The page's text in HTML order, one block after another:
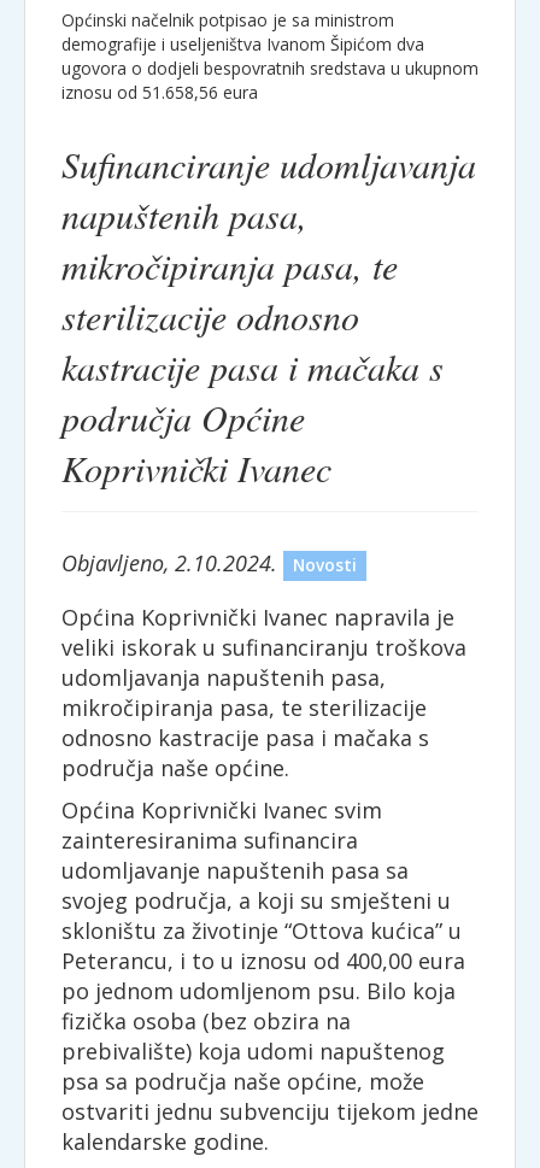
Općinski načelnik potpisao je sa ministrom
demografije i useljeništva Ivanom Šipićom dva
ugovora o dodjeli bespovratnih sredstava u ukupnom
iznosu od 51.658,56 eura
Sufinanciranje udomljavanja
napuštenih pasa,
mikročipiranja pasa, te
sterilizacije odnosno
kastracije pasa i mačaka s
područja Općine
Koprivnički Ivanec
Objavljeno, 2.10.2024. Novosti
Općina Koprivnički Ivanec napravila je
veliki iskorak u sufinanciranju troškova
udomljavanja napuštenih pasa,
mikročipiranja pasa, te sterilizacije
odnosno kastracije pasa i mačaka s
područja naše općine.
Općina Koprivnički Ivanec svim
zainteresiranima sufinancira
udomljavanje napuštenih pasa sa
svojeg područja, a koji su smješteni u
skloništu za životinje “Ottova kućica” u
Peterancu, i to u iznosu od 400,00 eura
po jednom udomljenom psu. Bilo koja
fizička osoba (bez obzira na
prebivalište) koja udomi napuštenog
psa sa područja naše općine, može
ostvariti jednu subvenciju tijekom jedne
kalendarske godine.